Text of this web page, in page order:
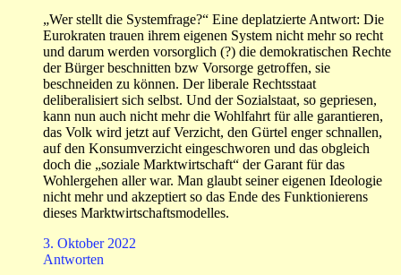
„Wer stellt die Systemfrage?“ Eine deplatzierte Antwort: Die
Eurokraten trauen ihrem eigenen System nicht mehr so recht
und darum werden vorsorglich (?) die demokratischen Rechte
der Bürger beschnitten bzw Vorsorge getroffen, sie
beschneiden zu können. Der liberale Rechtsstaat
deliberalisiert sich selbst. Und der Sozialstaat, so gepriesen,
kann nun auch nicht mehr die Wohlfahrt für alle garantieren,
das Volk wird jetzt auf Verzicht, den Gürtel enger schnallen,
auf den Konsumverzicht eingeschworen und das obgleich
doch die „soziale Marktwirtschaft“ der Garant für das
Wohlergehen aller war. Man glaubt seiner eigenen Ideologie
nicht mehr und akzeptiert so das Ende des Funktionierens
dieses Marktwirtschaftsmodelles.
3. Oktober 2022
Antworten